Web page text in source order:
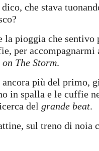
che stava
la pioggia che sentivo
per accompagnarmi
The Storm.
più del primo,
in spalla e le cuffie
del grande beat.
sul treno di noia